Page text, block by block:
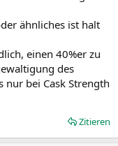
ähnliches ist halt
einen 40%er zu
des
nur bei Cask Strength
Zitieren